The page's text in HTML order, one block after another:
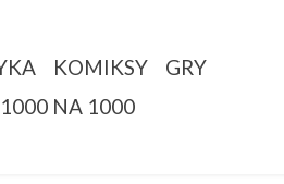
KOMIKSY
GRY
1000 NA 1000